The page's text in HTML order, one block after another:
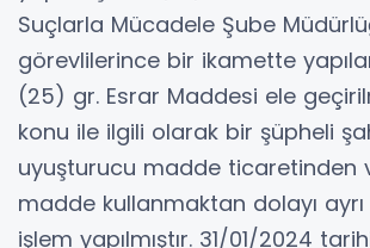
Suçlarla Mücadele Şube
görevlilerince bir ikamette
(25) gr. Esrar Maddesi ele
konu ile ilgili olarak bir şüpheli
uyuşturucu madde ticaretinden
madde kullanmaktan dolayı ayrı
işlem yapılmıştır. 31/01/2024